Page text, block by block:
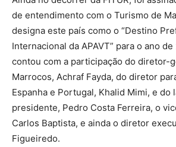
de entendimento com o Turismo de
designa este país como o “Destino
Internacional da APAVT” para o ano
contou com a participação do diretor-
Marrocos, Achraf Fayda, do diretor
Espanha e Portugal, Khalid Mimi, e do
presidente, Pedro Costa Ferreira, o
Carlos Baptista, e ainda o diretor
Figueiredo.